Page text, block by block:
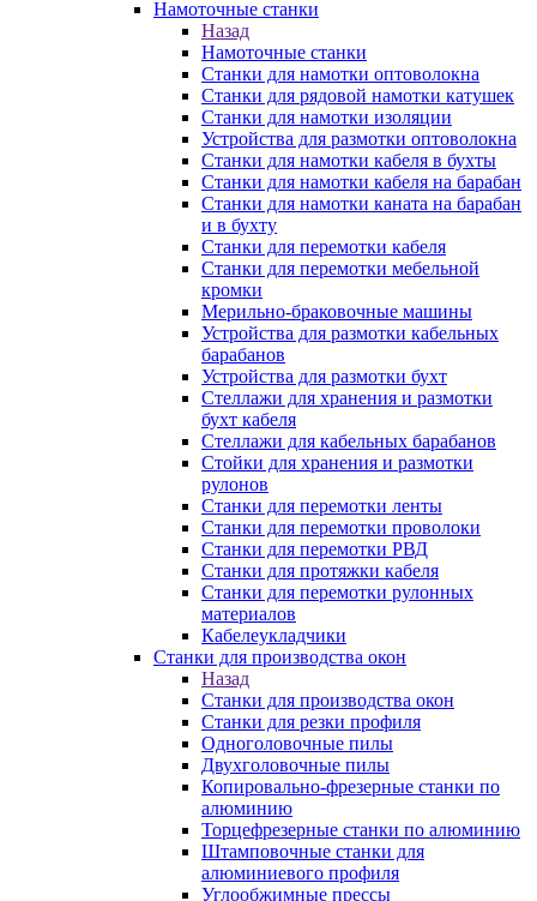
Намоточные станки
Назад
Намоточные станки
Станки для намотки оптоволокна
Станки для рядовой намотки катушек
Станки для намотки изоляции
Устройства для размотки оптоволокна
Станки для намотки кабеля в бухты
Станки для намотки кабеля на барабан
Станки для намотки каната на барабан
и в бухту
Станки для перемотки кабеля
Станки для перемотки мебельной
кромки
Мерильно-браковочные машины
Устройства для размотки кабельных
барабанов
Устройства для размотки бухт
Стеллажи для хранения и размотки
бухт кабеля
Стеллажи для кабельных барабанов
Стойки для хранения и размотки
рулонов
Станки для перемотки ленты
Станки для перемотки проволоки
Станки для перемотки РВД
Станки для протяжки кабеля
Станки для перемотки рулонных
материалов
Кабелеукладчики
Станки для производства окон
Назад
Станки для производства окон
Станки для резки профиля
Одноголовочные пилы
Двухголовочные пилы
Копировально-фрезерные станки по
алюминию
Торцефрезерные станки по алюминию
Штамповочные станки для
алюминиевого профиля
Углообжимные прессы